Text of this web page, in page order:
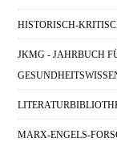
HISTORISCH-
JKMG - JAHRBUCH
MARX-ENGELS-